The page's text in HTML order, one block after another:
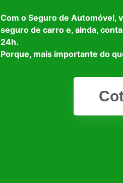
Com o Seguro de Automóvel,
seguro de carro e, ainda,
24h.
Porque, mais importante do